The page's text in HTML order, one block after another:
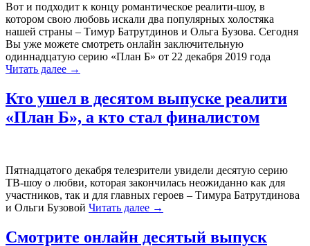
Вот и подходит к концу романтическое реалити-шоу, в
котором свою любовь искали два популярных холостяка
нашей страны – Тимур Батрутдинов и Ольга Бузова. Сегодня
Вы уже можете смотреть онлайн заключительную
одиннадцатую серию «План Б» от 22 декабря 2019 года
Читать далее →
Кто ушел в десятом выпуске реалити
«План Б», а кто стал финалистом
Пятнадцатого декабря телезрители увидели десятую серию
ТВ-шоу о любви, которая закончилась неожиданно как для
участников, так и для главных героев – Тимура Батрутдинова
и Ольги Бузовой Читать далее →
Смотрите онлайн десятый выпуск